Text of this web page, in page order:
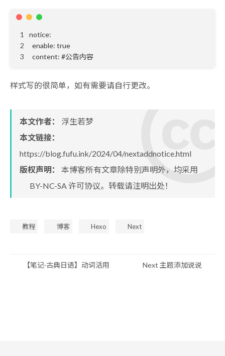
1
2
3
notice:
  enable: true
  content: #公告内容
样式写的很简单，如有需要请自行更改。
本文作者： 浮生若梦
本文链接：
https://blog.fufu.ink/2024/04/nextaddnotice.html
版权声明： 本博客所有文章除特别声明外，均采用
BY-NC-SA许可协议。转载请注明出处！
教程 博客 Hexo Next
【笔记·古典日语】动词活用 Next 主题添加说说